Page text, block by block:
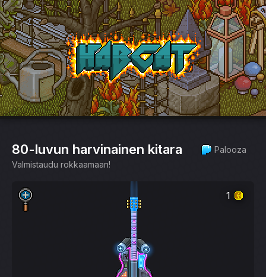
HabCat
80-luvun harvinainen kitara
Palooza
Valmistaudu rokkaamaan!
1